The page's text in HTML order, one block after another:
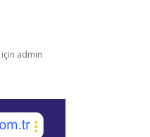
için admin